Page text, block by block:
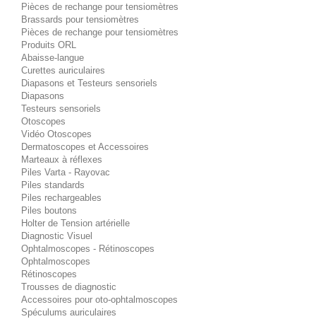
Pièces de rechange pour tensiomètres
Brassards pour tensiomètres
Pièces de rechange pour tensiomètres
Produits ORL
Abaisse-langue
Curettes auriculaires
Diapasons et Testeurs sensoriels
Diapasons
Testeurs sensoriels
Otoscopes
Vidéo Otoscopes
Dermatoscopes et Accessoires
Marteaux à réflexes
Piles Varta - Rayovac
Piles standards
Piles rechargeables
Piles boutons
Holter de Tension artérielle
Diagnostic Visuel
Ophtalmoscopes - Rétinoscopes
Ophtalmoscopes
Rétinoscopes
Trousses de diagnostic
Accessoires pour oto-ophtalmoscopes
Spéculums auriculaires